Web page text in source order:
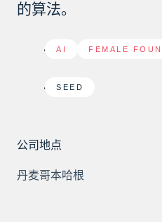
的算法。
AI FEMALE
SEED
公司地点
丹麦哥本哈根